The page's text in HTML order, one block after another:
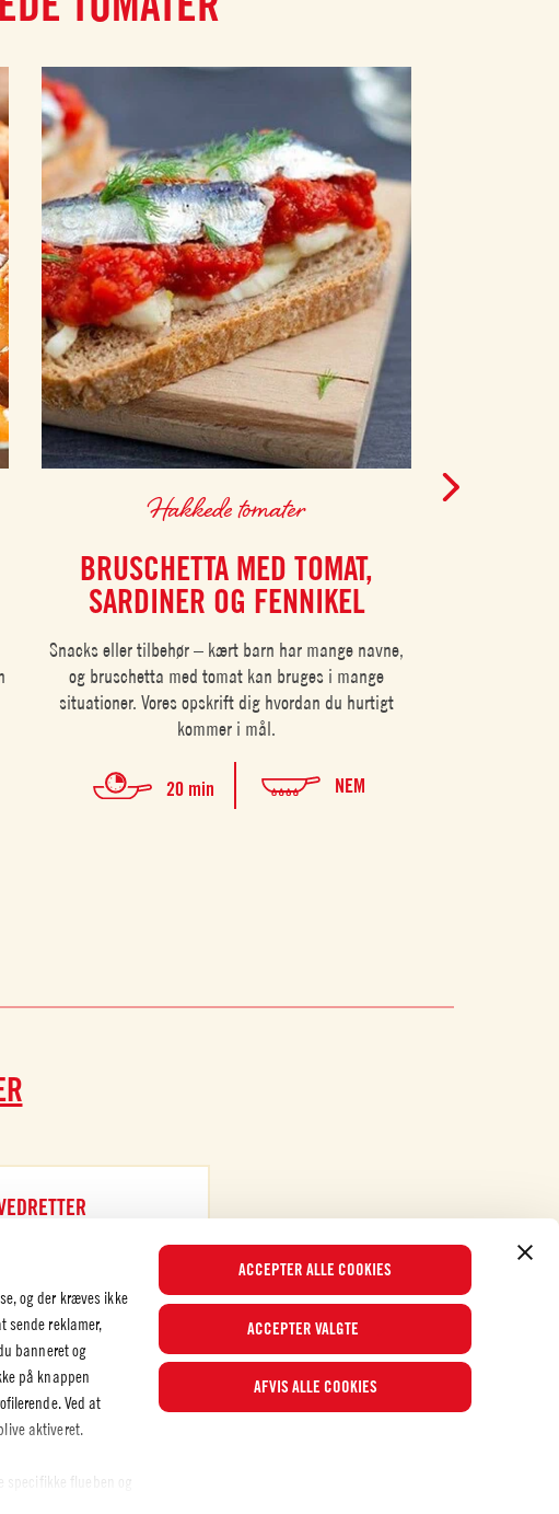
og der kræves ikke
sende reklamer,
banneret og
på knappen
Ved at
aktiveret.
flueben og
ACCEPTER ALLE COOKIES
ACCEPTER VALGTE
AFVIS ALLE COOKIES
Hakkede tomater
BRUSCHETTA MED TOMAT,
SARDINER OG FENNIKEL
Snacks eller tilbehør – kært barn har mange navne,
og bruschetta med tomat kan bruges i mange
situationer. Vores opskrift dig hvordan du hurtigt
kommer i mål.
20 min NEM
Populære opskrifter